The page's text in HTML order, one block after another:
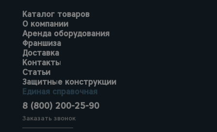
Каталог товаров
О компании
Аренда оборудования
Франшиза
Доставка
Контакты
Статьи
Защитные конструкции
Единая справочная
8 (800) 200-25-90
Заказать звонок